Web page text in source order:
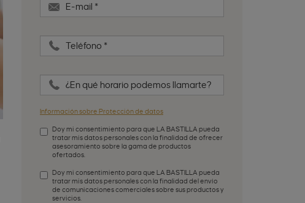
E-mail *
Teléfono *
¿En qué horario podemos llamarte?
Información sobre Protección de datos
Doy mi consentimiento para que LA BASTILLA pueda
tratar mis datos personales con la finalidad de ofrecer
asesoramiento sobre la gama de productos
ofertados.
Aceptación de condiciones*
Doy mi consentimiento para que LA BASTILLA pueda
tratar mis datos personales con la finalidad del envío
de comunicaciones comerciales sobre sus productos y
servicios.